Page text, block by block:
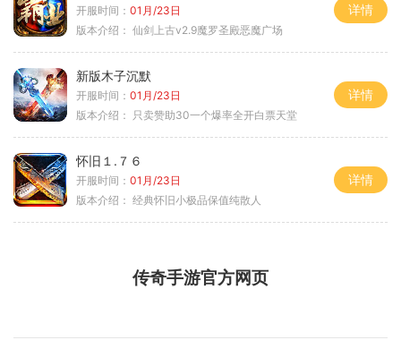
开服时间： 01月/23日
版本介绍： 仙剑上古v2.9魔罗圣殿恶魔广场
详情
新版木子沉默
开服时间： 01月/23日
版本介绍：
只卖赞助30一个爆率全开白票天堂
详情
怀旧１.７６
开服时间： 01月/23日
版本介绍： 经典怀旧小极品保值纯散人
详情
传奇手游官方网页